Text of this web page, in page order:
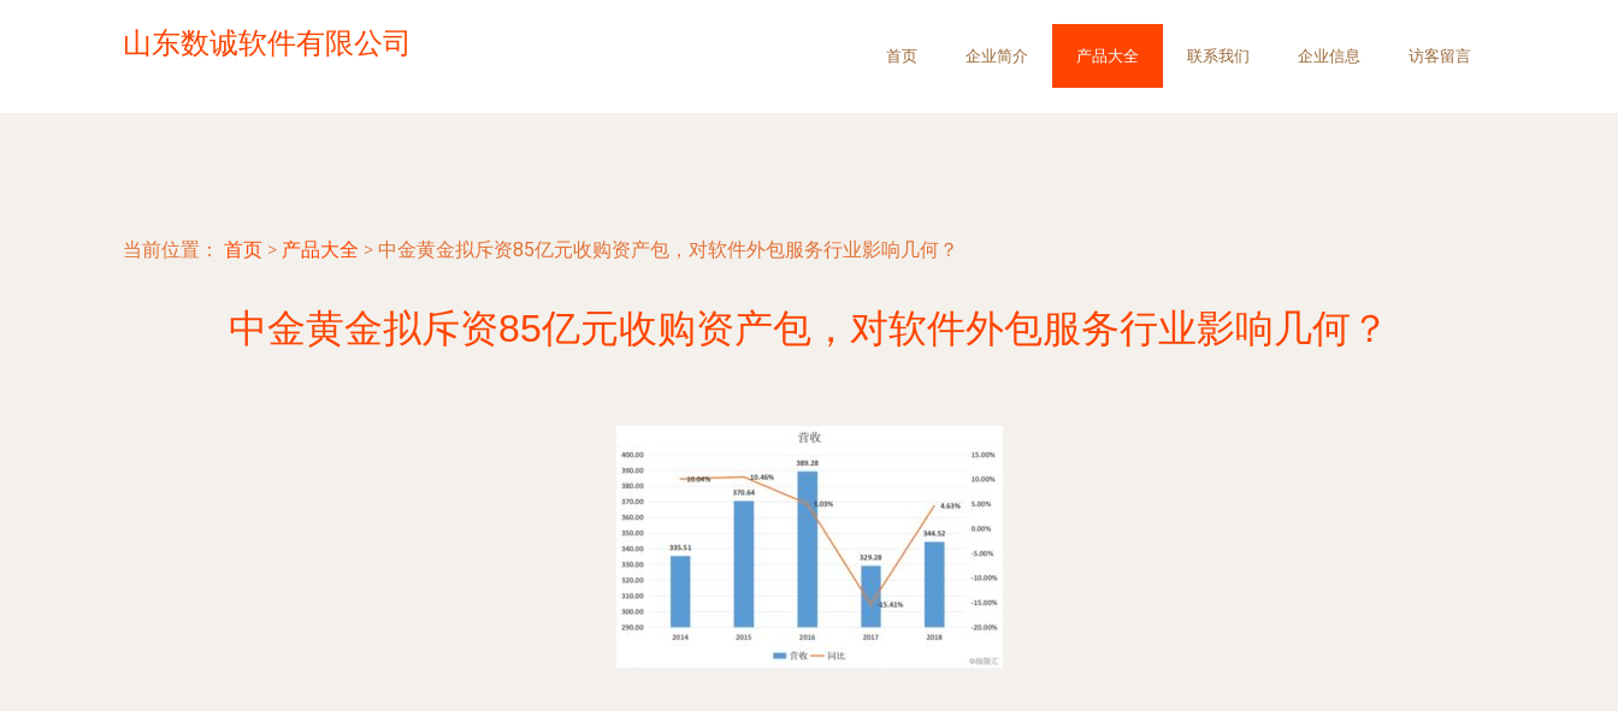
山东数诚软件有限公司 首页 企业简介 产品大全 联系我们 企业信息 访客留言
当前位置： 首页 > 产品大全 > 中金黄金拟斥资85亿元收购资产包，对软件外包服务行业影响几何？
中金黄金拟斥资85亿元收购资产包，对软件外包服务行业影响几何？